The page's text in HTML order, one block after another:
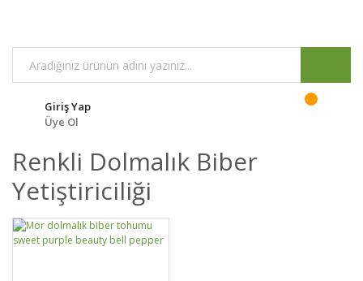
Giriş Yap
Üye Ol
Renkli Dolmalık Biber
Yetiştiriciliği